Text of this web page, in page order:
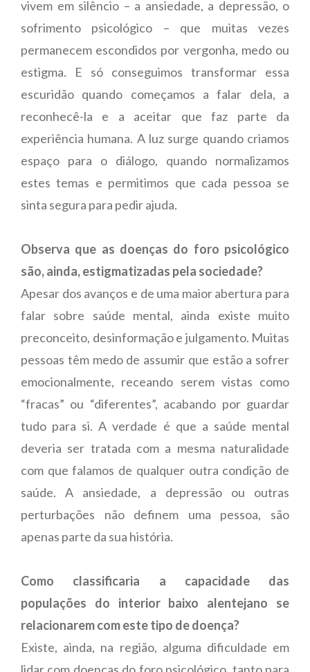
vivem em silêncio – a ansiedade, a depressão, o
sofrimento psicológico – que muitas vezes
permanecem escondidos por vergonha, medo ou
estigma. E só conseguimos transformar essa
escuridão quando começamos a falar dela, a
reconhecê-la e a aceitar que faz parte da
experiência humana. A luz surge quando criamos
espaço para o diálogo, quando normalizamos
estes temas e permitimos que cada pessoa se
sinta segura para pedir ajuda.
Observa que as doenças do foro psicológico
são, ainda, estigmatizadas pela sociedade?
Apesar dos avanços e de uma maior abertura para
falar sobre saúde mental, ainda existe muito
preconceito, desinformação e julgamento. Muitas
pessoas têm medo de assumir que estão a sofrer
emocionalmente, receando serem vistas como
“fracas” ou “diferentes”, acabando por guardar
tudo para si. A verdade é que a saúde mental
deveria ser tratada com a mesma naturalidade
com que falamos de qualquer outra condição de
saúde. A ansiedade, a depressão ou outras
perturbações não definem uma pessoa, são
apenas parte da sua história.
Como classificaria a capacidade das
populações do interior baixo alentejano se
relacionarem com este tipo de doença?
Existe, ainda, na região, alguma dificuldade em